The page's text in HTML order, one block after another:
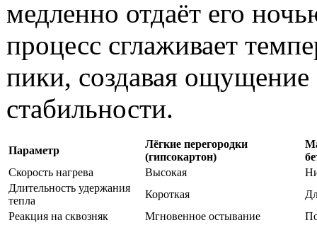
медленно отдаёт его
процесс сглаживает
пики, создавая ощущение
стабильности.
Параметр
Лёгкие перегородки
(гипсокартон)
Скорость нагрева
Высокая
Длительность удержания
тепла
Короткая
Реакция на сквозняк
Мгновенное остывание